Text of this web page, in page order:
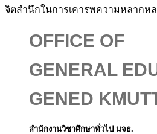
จิตสำนึกในการเคารพความหลากห
OFFICE OF
GENERAL
GENED
สำนักงานวิชาศึกษาทั่วไป มจธ.